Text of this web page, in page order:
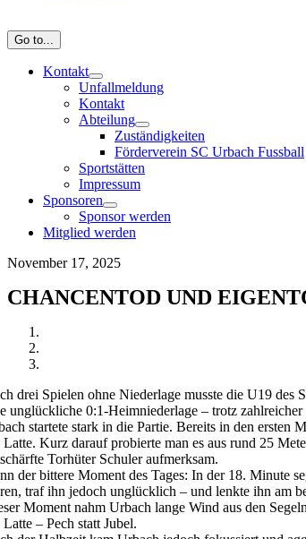
Go to...
Kontakt
Unfallmeldung
Kontakt
Abteilung
Zuständigkeiten
Förderverein SC Urbach Fussball
Sportstätten
Impressum
Sponsoren
Sponsor werden
Mitglied werden
November 17, 2025
CHANCENTOD UND
drei Spielen ohne Niederlage musste die U19 des
unglückliche 0:1-Heimniederlage – trotz
startete stark in die Partie. Bereits in den ersten
Latte. Kurz darauf probierte man es aus rund 25
Torhüter Schuler aufmerksam.
der bittere Moment des Tages: In der 18. Minute
traf ihn jedoch unglücklich – und lenkte ihn am
Moment nahm Urbach lange Wind aus den
Latte – Pech statt Jubel.